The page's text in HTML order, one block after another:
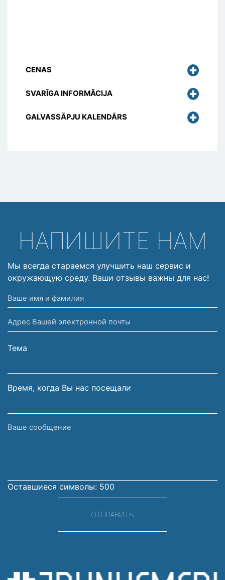
CENAS
SVARĪGA INFORMĀCIJA
GALVASSĀPJU KALENDĀRS
НАПИШИТЕ НАМ
Мы всегда стараемся улучшить наш сервис и
окружающую среду. Ваши отзывы важны для нас!
Ваше
имя
и
фамилия
Адрес
Вашей
электронной
Тема
Время, когда Вы нас посещали
Ваше
Оставшиеся символы: 500
ОТПРАВИТЬ